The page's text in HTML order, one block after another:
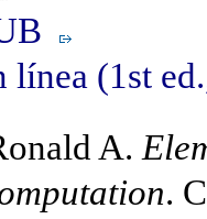
línea (1st
A.
.